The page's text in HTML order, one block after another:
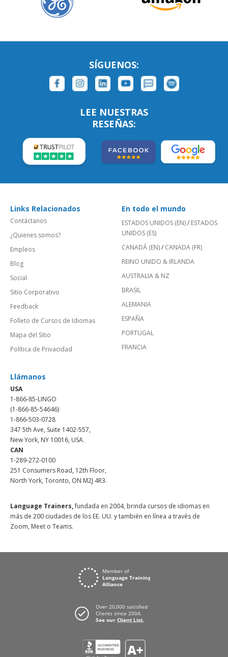
SÍGUENOS:
LEE NUESTRAS
RESEÑAS:
Links Relacionados
Contáctanos
¿Quienes somos?
Empleos
Blog
Social
Sitio Corporativo
Feedback
Folleto de Cursos de Idiomas
Mapa del Sitio
Política de Privacidad
En todo el mundo
ESTADOS UNIDOS (EN)/ ESTADOS
UNIDOS (ES)
CANADÁ (EN)/ CANADA (FR)
REINO UNIDO & IRLANDA
AUSTRALIA & NZ
BRASIL
ALEMANIA
ESPAÑA
PORTUGAL
FRANCIA
Llámanos
USA
1-866-85-LINGO
(1-866-85-54646)
1-866-503-0728
347 5th Ave, Suite 1402-557,
New York, NY 10016, USA.
CAN
1-289-272-0100
251 Consumers Road, 12th Floor,
North York, Toronto, ON M2J 4R3.
Language Trainers,fundada en 2004, brinda cursos de idiomas en
más de 200 ciudades de los EE. UU. y también en línea a través de
Zoom, Meet o Teams.